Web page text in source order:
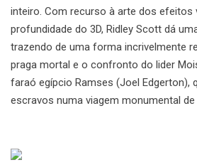
inteiro. Com recurso à arte dos efeitos
profundidade do 3D, Ridley Scott dá
trazendo de uma forma incrivelmente
praga mortal e o confronto do lider
faraó egípcio Ramses (Joel Edgerton),
escravos numa viagem monumental